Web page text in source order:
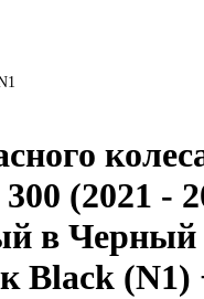
(2021 -
в Черный
Black (N1)